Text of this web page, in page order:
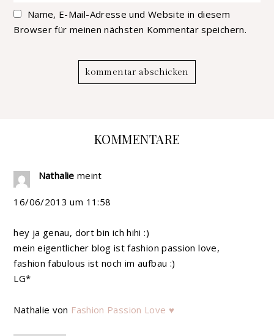
Name, E-Mail-Adresse und Website in diesem
Browser für meinen nächsten Kommentar speichern.
KOMMENTARE
Nathalie meint
16/06/2013 um 11:58
hey ja genau, dort bin ich hihi :)
mein eigentlicher blog ist fashion passion love,
fashion fabulous ist noch im aufbau :)
LG*
Nathalie von Fashion Passion Love ♥